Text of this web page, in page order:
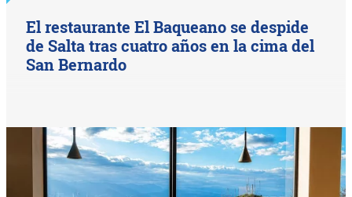
El restaurante El Baqueano se despide
de Salta tras cuatro años en la cima del
San Bernardo